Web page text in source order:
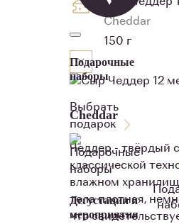
Подарочные
наборы
Выбрать
подарок
Дегустации и
мероприятия
Сheddar
150 г
Сheddar
Чеддер - твёрдый
классической
влажном
тела плотная,
что